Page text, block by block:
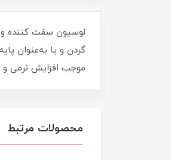
لوسیون سفت کننده و
گردن و یا به‌عنوان
موجب افزایش نرمی
محصولات مرتبط